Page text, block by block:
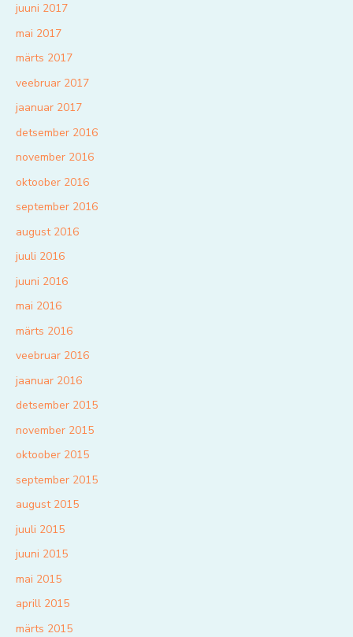
juuni 2017
mai 2017
märts 2017
veebruar 2017
jaanuar 2017
detsember 2016
november 2016
oktoober 2016
september 2016
august 2016
juuli 2016
juuni 2016
mai 2016
märts 2016
veebruar 2016
jaanuar 2016
detsember 2015
november 2015
oktoober 2015
september 2015
august 2015
juuli 2015
juuni 2015
mai 2015
aprill 2015
märts 2015